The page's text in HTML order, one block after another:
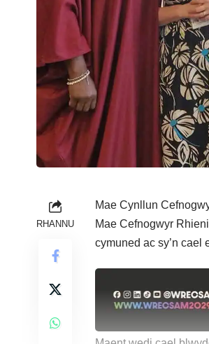
RHANNU
Mae Cynllun
Mae Cefnogwyr
cymuned ac sy’n cael